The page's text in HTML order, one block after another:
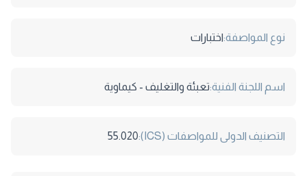
نوع المواصفة:اختبارات
اسم اللجنة الفنية:تعبئة والتغليف - كيماوية
التصنيف الدولى للمواصفات (ICS): 55.020